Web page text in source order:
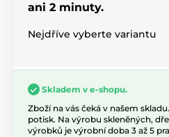
ani 2 minuty.
Nejdříve vyberte variantu
Skladem v e-shopu.
Zboží na vás čeká v našem
potisk. Na výrobu skleněných,
výrobků je výrobní doba 3 až 5